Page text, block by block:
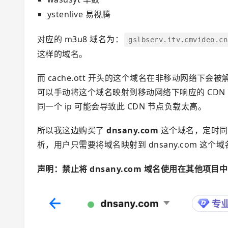
ystenlive 易视腾
对应的 m3u8 域名为： gslbserv.itv.cmvideo.cn
这样的域名。
而 cache.ott 开头的这个域名在非移动网络下会被
可以手动将这个域名映射到移动网络下响应的
同一个 ip 可能会导致此 CDN 节点负载太高。
所以我这边购买了dnsany.com 这个域名，定时
析，用户只需要将域名映射到 dnsany.com 这个
声明：禁止将 dnsany.com 域名使用在其他项目